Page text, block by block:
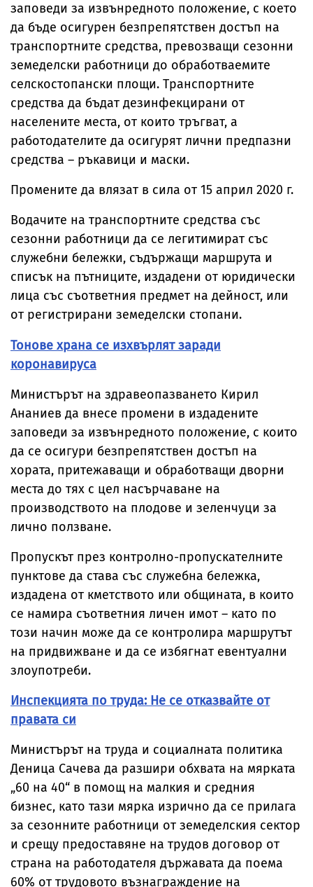
заповеди за извънредното положение, с което
да бъде осигурен безпрепятствен достъп на
транспортните средства, превозващи сезонни
земеделски работници до обработваемите
селскостопански площи. Транспортните
средства да бъдат дезинфекцирани от
населените места, от които тръгват, а
работодателите да осигурят лични предпазни
средства – ръкавици и маски.
Промените да влязат в сила от 15 април 2020 г.
Водачите на транспортните средства със
сезонни работници да се легитимират със
служебни бележки, съдържащи маршрута и
списък на пътниците, издадени от юридически
лица със съответния предмет на дейност, или
от регистрирани земеделски стопани.
Тонове храна се изхвърлят заради
коронавируса
Министърът на здравеопазването Кирил
Ананиев да внесе промени в издадените
заповеди за извънредното положение, с които
да се осигури безпрепятствен достъп на
хората, притежаващи и обработващи дворни
места до тях с цел насърчаване на
производството на плодове и зеленчуци за
лично ползване.
Пропускът през контролно-пропускателните
пунктове да става със служебна бележка,
издадена от кметството или общината, в които
се намира съответния личен имот – като по
този начин може да се контролира маршрутът
на придвижване и да се избягнат евентуални
злоупотреби.
Инспекцията по труда: Не се отказвайте от
правата си
Министърът на труда и социалната политика
Деница Сачева да разшири обхвата на мярката
„60 на 40“ в помощ на малкия и средния
бизнес, като тази мярка изрично да се прилага
за сезонните работници от земеделския сектор
и срещу предоставяне на трудов договор от
страна на работодателя държавата да поема
60% от трудовото възнаграждение на